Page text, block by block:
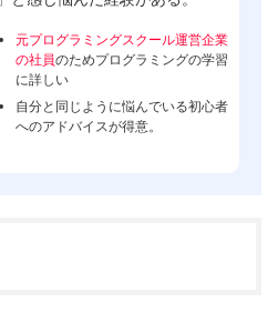
元プログラミングスクール運営企業
の社員のためプログラミングの学習
に詳しい
自分と同じように悩んでいる初心者
へのアドバイスが得意。